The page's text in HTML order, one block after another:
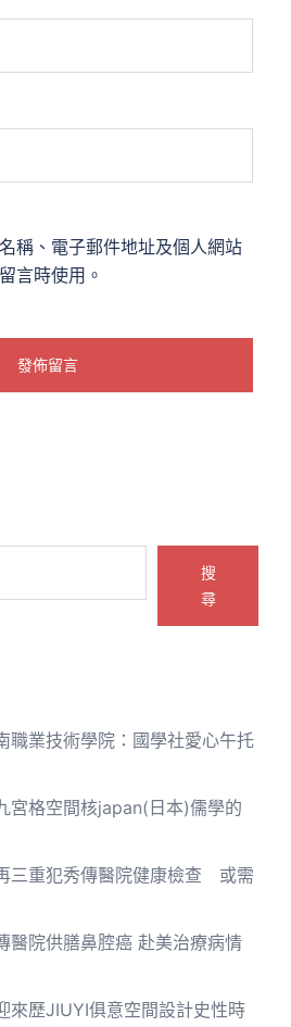
稱、電子郵件地址及個人網站
言時使用。
搜
尋
職業技術學院：國學社愛心午托
宮格空間核japan(日本)儒學的
三重犯秀傳醫院健康檢查 或需
醫院供膳鼻腔癌 赴美治療病情
來歷JIUYI俱意空間設計史性時